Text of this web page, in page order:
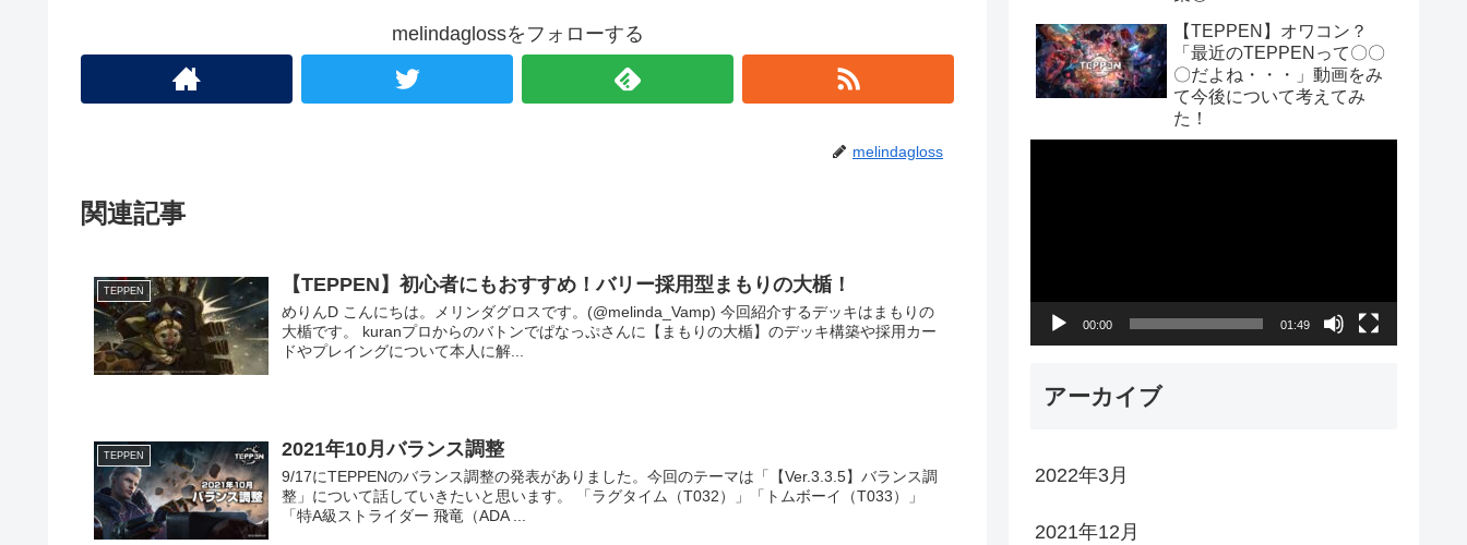
melindaglossをフォローする
melindagloss
関連記事
TEPPEN 【TEPPEN】初心者にもおすすめ！バリー採用型まもりの大楯！
めりんD こんにちは。メリンダグロスです。(@melinda_Vamp) 今回紹介するデッキはまもりの
大楯です。 kuranプロからのバトンでぱなっぷさんに【まもりの大楯】のデッキ構築や採用カー
ドやプレイングについて本人に解...
TEPPEN 2021年10月バランス調整
9/17にTEPPENのバランス調整の発表がありました。今回のテーマは「【Ver.3.3.5】バランス調
整」について話していきたいと思います。 「ラグタイム（T032）」「トムボーイ（T033）」
「特A級ストライダー 飛竜（ADA ...
【TEPPEN】オワコン？
「最近のTEPPENって〇〇
〇だよね・・・」動画をみ
て今後について考えてみ
た！
00:00 01:49
アーカイブ
2022年3月
2021年12月